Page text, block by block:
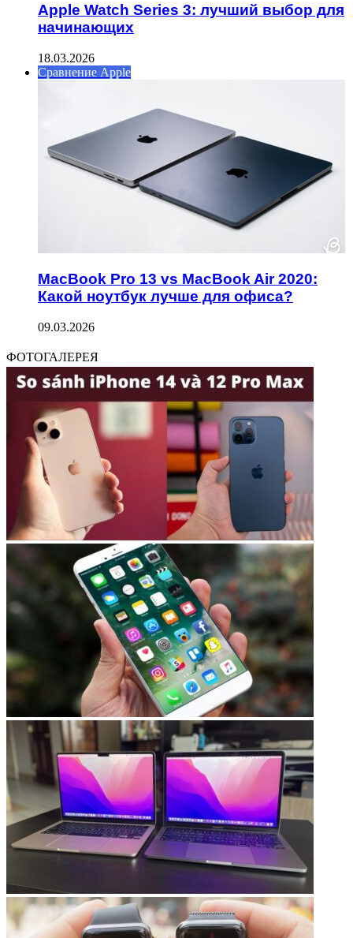
Apple Watch Series 3: лучший выбор для
начинающих
18.03.2026
Сравнение Apple
MacBook Pro 13 vs MacBook Air 2020:
Какой ноутбук лучше для офиса?
09.03.2026
ФОТОГАЛЕРЕЯ